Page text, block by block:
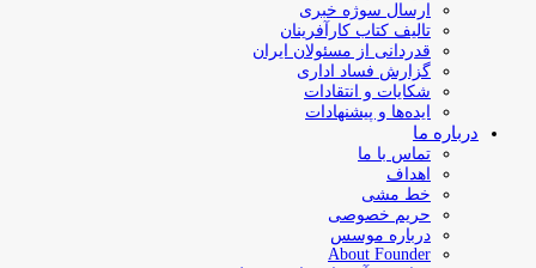
ارسال سوژه‌ خبری
تالیف کتاب کارآفرینان
قدردانی از مسئولان ایران
گزارش فساد اداری
شکایات و انتقادات
ایده‌ها و پیشنهادات
درباره ما
تماس با ما
اهداف
خط مشی
حریم خصوصی
درباره موسس
About Founder